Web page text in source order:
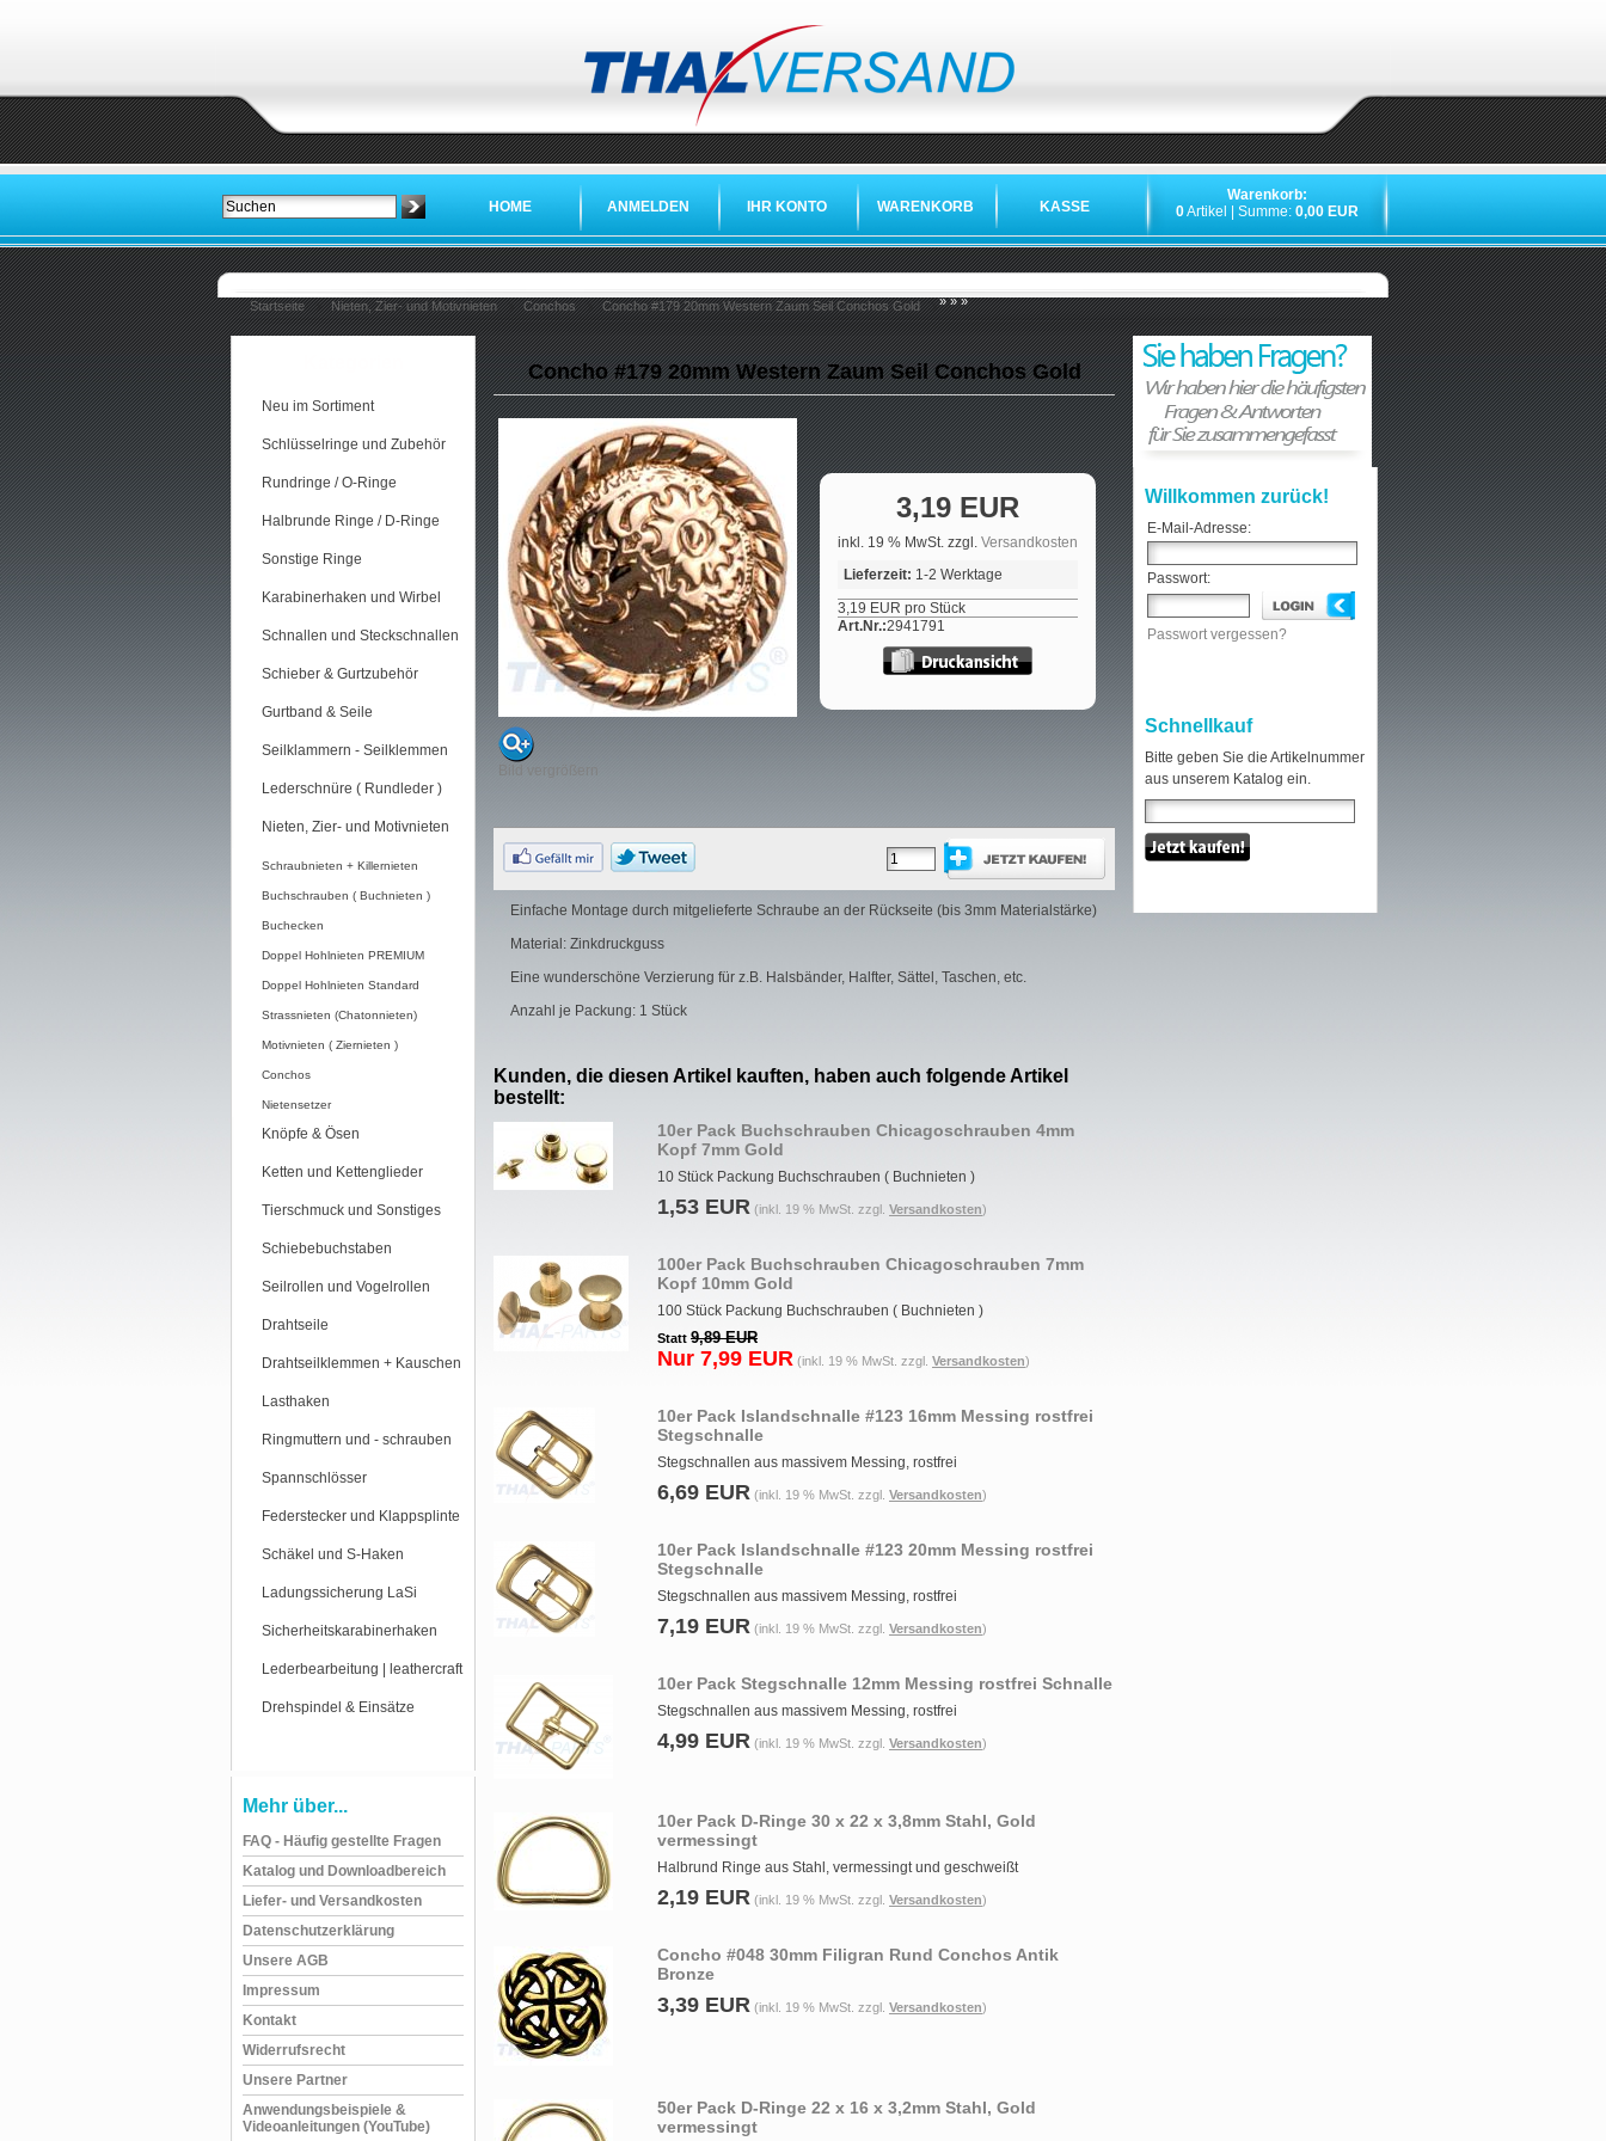
HOME ANMELDEN IHR KONTO WARENKORB KASSE
Warenkorb:
0Artikel | Summe: 0,00 EUR
Startseite »
Nieten, Zier- und Motivnieten »
Conchos »
Concho #179 20mm Western Zaum Seil Conchos Gold
Neu im Sortiment
Schlüsselringe und Zubehör
Rundringe / O-Ringe
Halbrunde Ringe / D-Ringe
Sonstige Ringe
Karabinerhaken und Wirbel
Schnallen und Steckschnallen
Schieber & Gurtzubehör
Gurtband & Seile
Seilklammern - Seilklemmen
Lederschnüre ( Rundleder )
Nieten, Zier- und Motivnieten
Schraubnieten + Killernieten
Buchschrauben ( Buchnieten )
Buchecken
Doppel Hohlnieten PREMIUM
Doppel Hohlnieten Standard
Strassnieten (Chatonnieten)
Motivnieten ( Ziernieten )
Conchos
Nietensetzer
Knöpfe & Ösen
Ketten und Kettenglieder
Tierschmuck und Sonstiges
Schiebebuchstaben
Seilrollen und Vogelrollen
Drahtseile
Drahtseilklemmen + Kauschen
Lasthaken
Ringmuttern und - schrauben
Spannschlösser
Federstecker und Klappsplinte
Schäkel und S-Haken
Ladungssicherung LaSi
Sicherheitskarabinerhaken
Lederbearbeitung | leathercraft
Drehspindel & Einsätze
Mehr über...
FAQ - Häufig gestellte Fragen
Katalog und Downloadbereich
Liefer- und Versandkosten
Datenschutzerklärung
Unsere AGB
Impressum
Kontakt
Widerrufsrecht
Unsere Partner
Anwendungsbeispiele &
Videoanleitungen (YouTube)
Concho #179 20mm Western Zaum Seil Conchos Gold
Bild vergrößern
3,19 EUR
inkl. 19 % MwSt. zzgl. Versandkosten
Lieferzeit: 1-2 Werktage
3,19 EUR pro Stück
Art.Nr.:2941791
Einfache Montage durch mitgelieferte Schraube an der Rückseite (bis 3mm Materialstärke)
Material: Zinkdruckguss
Eine wunderschöne Verzierung für z.B. Halsbänder, Halfter, Sättel, Taschen, etc.
Anzahl je Packung: 1 Stück
Kunden, die diesen Artikel kauften, haben auch folgende Artikel
bestellt:
10er Pack Buchschrauben Chicagoschrauben 4mm
Kopf 7mm Gold
10 Stück Packung Buchschrauben ( Buchnieten )
1,53 EUR (inkl. 19 % MwSt. zzgl. Versandkosten)
100er Pack Buchschrauben Chicagoschrauben 7mm
Kopf 10mm Gold
100 Stück Packung Buchschrauben ( Buchnieten )
Statt 9,89 EUR
Nur 7,99 EUR (inkl. 19 % MwSt. zzgl. Versandkosten)
10er Pack Islandschnalle #123 16mm Messing rostfrei
Stegschnalle
Stegschnallen aus massivem Messing, rostfrei
6,69 EUR (inkl. 19 % MwSt. zzgl. Versandkosten)
10er Pack Islandschnalle #123 20mm Messing rostfrei
Stegschnalle
Stegschnallen aus massivem Messing, rostfrei
7,19 EUR (inkl. 19 % MwSt. zzgl. Versandkosten)
10er Pack Stegschnalle 12mm Messing rostfrei Schnalle
Stegschnallen aus massivem Messing, rostfrei
4,99 EUR (inkl. 19 % MwSt. zzgl. Versandkosten)
10er Pack D-Ringe 30 x 22 x 3,8mm Stahl, Gold
vermessingt
Halbrund Ringe aus Stahl, vermessingt und geschweißt
2,19 EUR (inkl. 19 % MwSt. zzgl. Versandkosten)
Concho #048 30mm Filigran Rund Conchos Antik
Bronze
3,39 EUR (inkl. 19 % MwSt. zzgl. Versandkosten)
50er Pack D-Ringe 22 x 16 x 3,2mm Stahl, Gold
vermessingt
Willkommen zurück!
E-Mail-Adresse:
Passwort:
Passwort vergessen?
Schnellkauf
Bitte geben Sie die Artikelnummer
aus unserem Katalog ein.